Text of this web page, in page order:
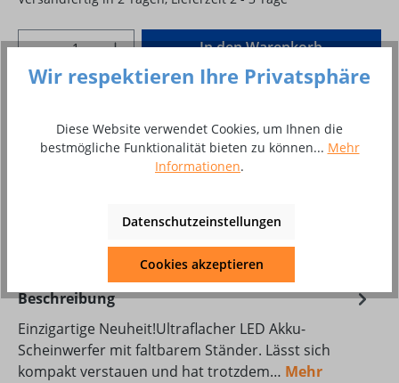
Produkt Anzahl: Gib den gewünschten
Stück
In den Warenkorb
Zum Merkzettel hinzufügen
Produktnummer: 8002170
Technocraft.pdf
Beschreibung
Einzigartige Neuheit!Ultraflacher LED Akku-
Scheinwerfer mit faltbarem Ständer. Lässt sich
kompakt verstauen und hat trotzdem… Mehr
Wir respektieren Ihre Privatsphäre
Diese Website verwendet Cookies, um Ihnen die
bestmögliche Funktionalität bieten zu können... Mehr
Informationen.
Datenschutzeinstellungen
Cookies akzeptieren